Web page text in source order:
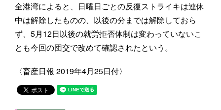
全港湾によると、日曜日ごとの反復ストライキは連休
中は解除したものの、以後の分までは解除しておら
ず、5月12日以後の就労拒否体制は変わっていないこ
とも今回の団交で改めて確認されたという。
〈畜産日報 2019年4月25日付〉